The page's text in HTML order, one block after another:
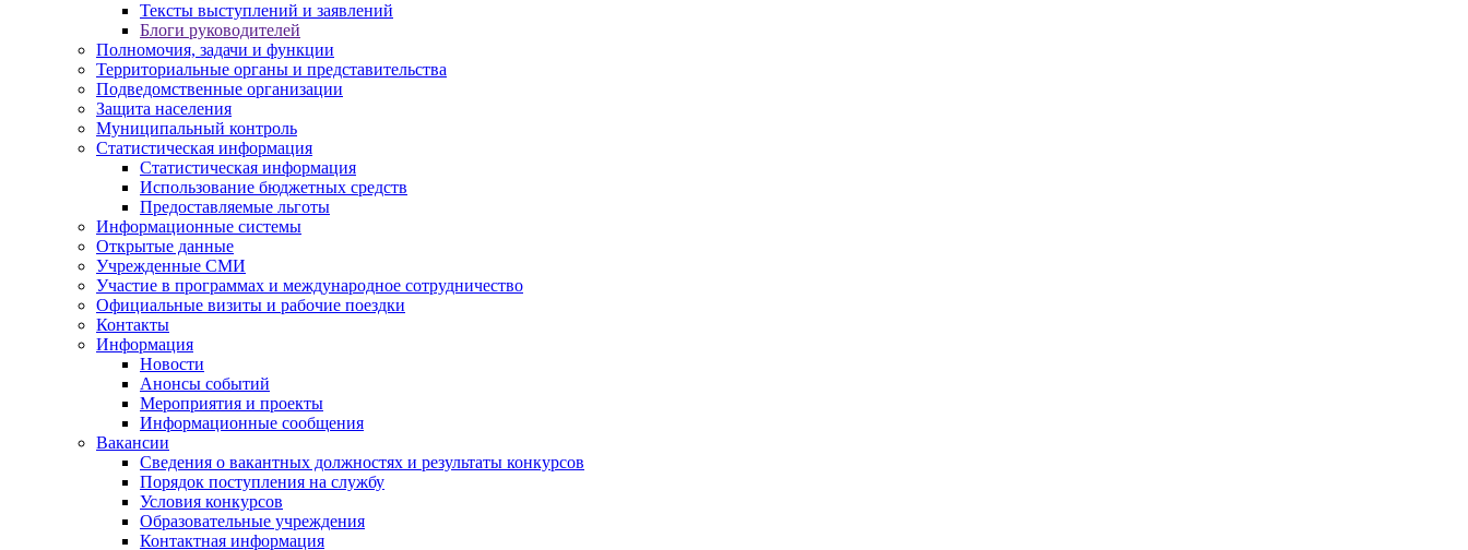
Тексты выступлений и заявлений
Блоги руководителей
Полномочия, задачи и функции
Территориальные органы и представительства
Подведомственные организации
Защита населения
Муниципальный контроль
Статистическая информация
Статистическая информация
Использование бюджетных средств
Предоставляемые льготы
Информационные системы
Открытые данные
Учрежденные СМИ
Участие в программах и международное сотрудничество
Официальные визиты и рабочие поездки
Контакты
Информация
Новости
Анонсы событий
Мероприятия и проекты
Информационные сообщения
Вакансии
Сведения о вакантных должностях и результаты конкурсов
Порядок поступления на службу
Условия конкурсов
Образовательные учреждения
Контактная информация